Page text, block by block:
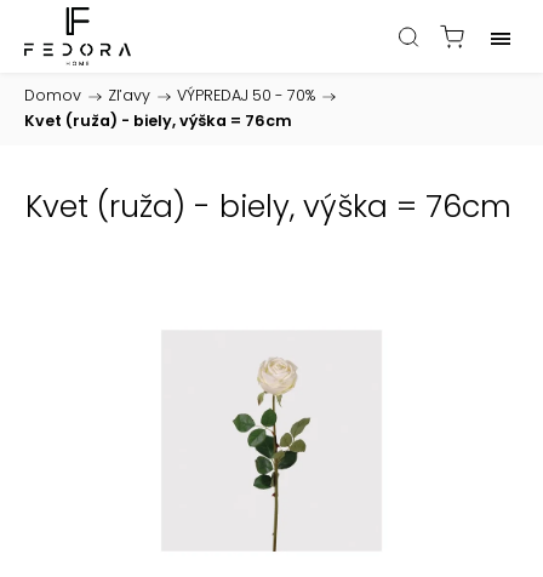
Domov / Zľavy / VÝPREDAJ 50 - 70% /
Kvet (ruža) - biely, výška = 76cm
Kvet (ruža) - biely, výška = 76cm